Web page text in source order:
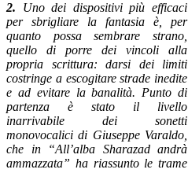
2. Uno dei dispositivi più efficaci
per sbrigliare la fantasia è, per
quanto possa sembrare strano,
quello di porre dei vincoli alla
propria scrittura: darsi dei limiti
costringe a escogitare strade inedite
e ad evitare la banalità. Punto di
partenza è stato il livello
inarrivabile dei sonetti
monovocalici di Giuseppe Varaldo,
che in “All’alba Sharazad andrà
ammazzata” ha riassunto le trame